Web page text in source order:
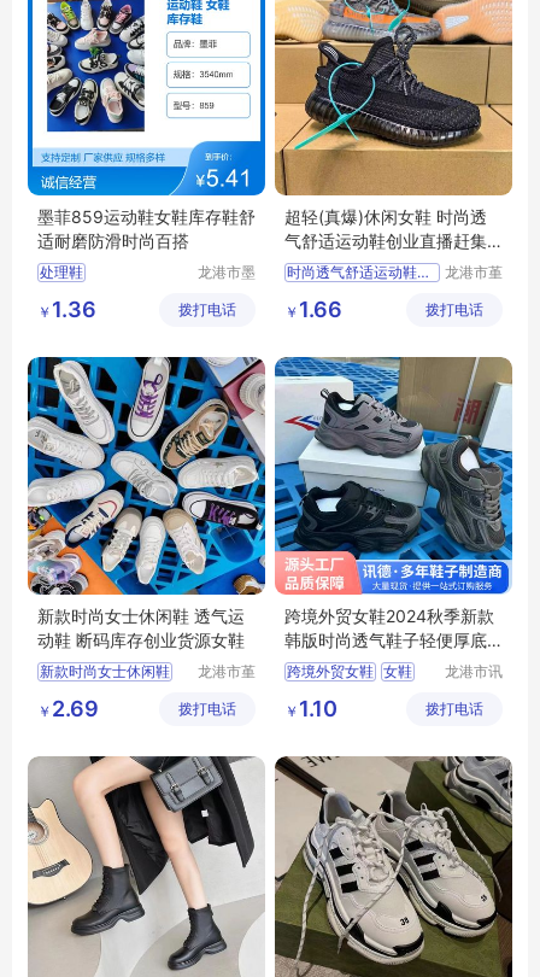
墨菲859运动鞋女鞋库存鞋舒
适耐磨防滑时尚百搭
处理鞋
龙港市墨
务商行
￥ 1.36 拨打电话
超轻(真爆)休闲女鞋 时尚透
气舒适运动鞋创业直播赶集
夜市
时尚透气舒适运动鞋创业直播赶集夜市
运动鞋 舒适运动鞋
龙港市堇
￥ 1.66 拨打电话
新款时尚女士休闲鞋 透气运
动鞋 断码库存创业货源女鞋
新款时尚女士休闲鞋
断码库存创业货源女鞋
龙港市堇
￥ 2.69 拨打电话
跨境外贸女鞋2024秋季新款
韩版时尚透气鞋子轻便厚底
休闲运动鞋
跨境外贸女鞋 女鞋
轻便厚底休闲运动鞋
龙港市讯
（个体工
￥ 1.10 拨打电话